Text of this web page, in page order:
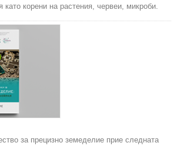
като корени на растения, червеи, микроби.
за прецизно земеделие прие следната